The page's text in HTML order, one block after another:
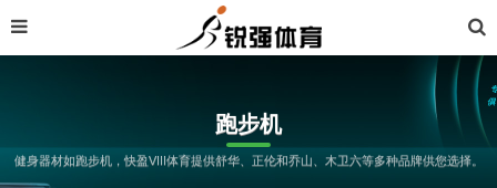
跑步机
健身器材如跑步机，快盈VIII体育提供舒华、正伦和乔山、木卫六等多种品牌供您选择。